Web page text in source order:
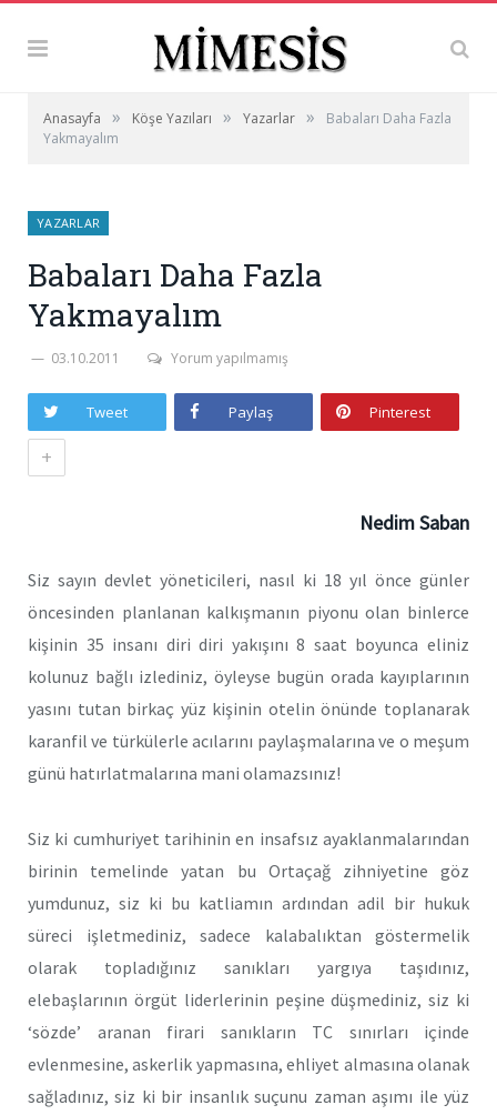
Anasayfa » Köşe Yazıları » Yazarlar »
Babaları Daha Fazla
Yakmayalım
YAZARLAR
Babaları Daha Fazla
Yakmayalım
03.10.2011 Yorum yapılmamış
Tweet Paylaş Pinterest
+
Nedim Saban
Siz sayın devlet yöneticileri, nasıl ki 18 yıl önce günler
öncesinden planlanan kalkışmanın piyonu olan binlerce
kişinin 35 insanı diri diri yakışını 8 saat boyunca eliniz
kolunuz bağlı izlediniz, öyleyse bugün orada kayıplarının
yasını tutan birkaç yüz kişinin otelin önünde toplanarak
karanfil ve türkülerle acılarını paylaşmalarına ve o meşum
günü hatırlatmalarına mani olamazsınız!
Siz ki cumhuriyet tarihinin en insafsız ayaklanmalarından
birinin temelinde yatan bu Ortaçağ zihniyetine göz
yumdunuz, siz ki bu katliamın ardından adil bir hukuk
süreci işletmediniz, sadece kalabalıktan göstermelik
olarak topladığınız sanıkları yargıya taşıdınız,
elebaşlarının örgüt liderlerinin peşine düşmediniz, siz ki
‘sözde’ aranan firari sanıkların TC sınırları içinde
evlenmesine, askerlik yapmasına, ehliyet almasına olanak
sağladınız, siz ki bir insanlık suçunu zaman aşımı ile yüz